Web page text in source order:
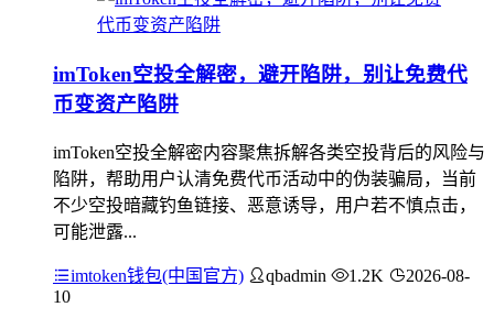
imToken空投全解密，避开陷阱，别让免费代
币变资产陷阱
imToken空投全解密内容聚焦拆解各类空投背后的风险与
陷阱，帮助用户认清免费代币活动中的伪装骗局，当前
不少空投暗藏钓鱼链接、恶意诱导，用户若不慎点击，
可能泄露...
imtoken钱包(中国官方) qbadmin 1.2K
2026-08-
10